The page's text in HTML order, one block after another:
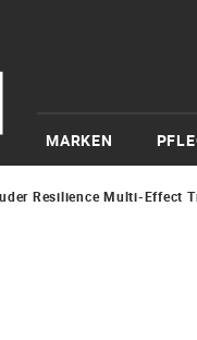
MARKEN
Resilience Multi-Effect